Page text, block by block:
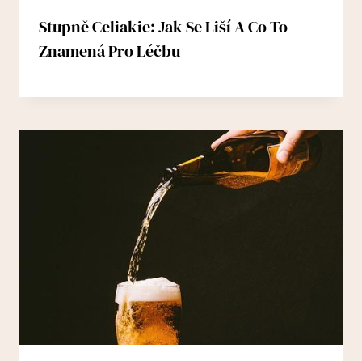
Stupně Celiakie: Jak Se Liší A Co To
Znamená Pro Léčbu